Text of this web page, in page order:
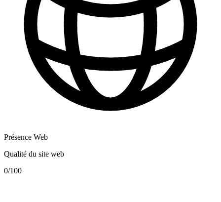
Présence Web
Qualité du site web
0/100